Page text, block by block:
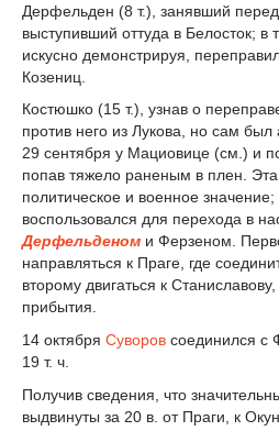
Дерфельден (8 т.), занявший
выступивший оттуда в Белосток; в
искусно демонстрируя,
Козениц.
Костюшко (15 т.), узнав о
против него из Лукова, но сам
29 сентября у Мациовице (см.) и
попав тяжело раненым в плен.
политическое и военное значение;
воспользовался для перехода в
Дерфельденом и Ферзеном.
направляться к Праге, где
второму двигаться к
прибытия.
14 октября Суворов соединился с
19 т. ч.
Получив сведения, что
выдвинуты за 20 в. от Праги, к